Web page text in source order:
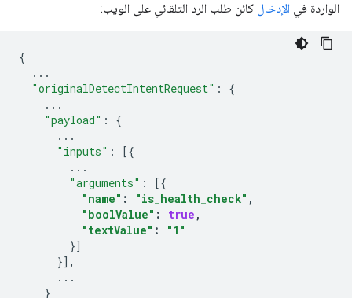
الواردة في الإدخال كائن طلب الرد التلقائي على الويب:
{
...
"originalDetectIntentRequest" :
{
...
"payload" :
{
...
"inputs" :
[{
...
"arguments" :
[{
"name" : "is_health_check" ,
"boolValue" : true ,
"textValue" :
"1"
}]
}],
...
}